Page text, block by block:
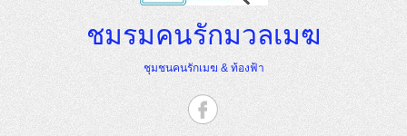
ชมรมคนรักมวลเมฆ
ชุมชนคนรักเมฆ & ท้องฟ้า